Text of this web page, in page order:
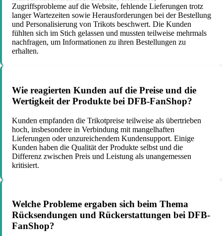
Zugriffsprobleme auf die Website, fehlende Lieferungen trotz
langer Wartezeiten sowie Herausforderungen bei der Bestellung
und Personalisierung von Trikots beschwert. Die Kunden
fühlten sich im Stich gelassen und mussten teilweise mehrmals
nachfragen, um Informationen zu ihren Bestellungen zu
erhalten.
Wie reagierten Kunden auf die Preise und die
Wertigkeit der Produkte bei DFB-FanShop?
Kunden empfanden die Trikotpreise teilweise als übertrieben
hoch, insbesondere in Verbindung mit mangelhaften
Lieferungen oder unzureichendem Kundensupport. Einige
Kunden haben die Qualität der Produkte selbst und die
Differenz zwischen Preis und Leistung als unangemessen
kritisiert.
Welche Probleme ergaben sich beim Thema
Rücksendungen und Rückerstattungen bei DFB-
FanShop?